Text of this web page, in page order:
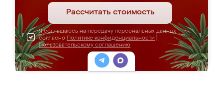
Рассчитать стоимость
Я соглашаюсь на передачу персональных данных
согласно Политике конфиденциальности
Пользовательскому соглашению